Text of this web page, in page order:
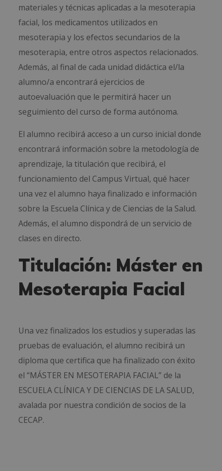
materiales y técnicas aplicadas a la mesoterapia
facial, los medicamentos utilizados en
mesoterapia y los efectos secundarios de la
mesoterapia, entre otros aspectos relacionados.
Además, al final de cada unidad didáctica el/la
alumno/a encontrará ejercicios de
autoevaluación que le permitirá hacer un
seguimiento del curso de forma autónoma.
El alumno recibirá acceso a un curso inicial donde
encontrará información sobre la metodología de
aprendizaje, la titulación que recibirá, el
funcionamiento del Campus Virtual, qué hacer
una vez el alumno haya finalizado e información
sobre la Escuela Clínica y de Ciencias de la Salud.
Además, el alumno dispondrá de un servicio de
clases en directo.
Titulación: Máster en
Mesoterapia Facial
Una vez finalizados los estudios y superadas las
pruebas de evaluación, el alumno recibirá un
diploma que certifica que ha finalizado con éxito
el “MÁSTER EN MESOTERAPIA FACIAL” de la
ESCUELA CLÍNICA Y DE CIENCIAS DE LA SALUD,
avalada por nuestra condición de socios de la
CECAP.